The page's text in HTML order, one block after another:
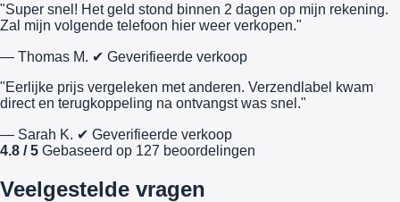
"Super snel! Het geld stond binnen 2 dagen op mijn rekening.
Zal mijn volgende telefoon hier weer verkopen."
— Thomas M. ✔ Geverifieerde verkoop
"Eerlijke prijs vergeleken met anderen. Verzendlabel kwam
direct en terugkoppeling na ontvangst was snel."
— Sarah K. ✔ Geverifieerde verkoop
4.8 / 5 Gebaseerd op 127 beoordelingen
Veelgestelde vragen